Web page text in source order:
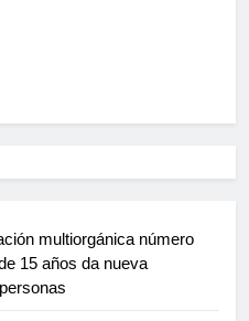
multiorgánica número
15 años da nueva